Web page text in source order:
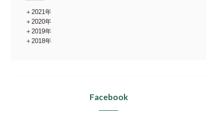
2021年
2020年
2019年
2018年
Facebook